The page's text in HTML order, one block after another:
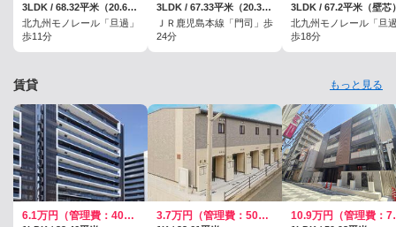
3LDK / 68.32平米（20.66坪）（壁芯）
北九州モノレール「旦過」
歩11分
3LDK / 67.33平米（20.36坪）
ＪＲ鹿児島本線「門司」歩
24分
3LDK / 67.2平米（壁芯
北九州モノレール「旦
歩18分
賃貸 もっと見る
6.1万円（管理費：4000円） 3.7万円（管理費：5000円） 10.9